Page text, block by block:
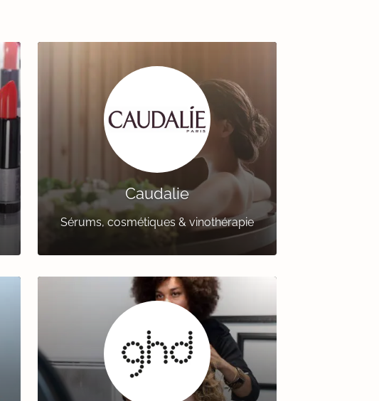
Caudalie
Sérums, cosmétiques & vinothérapie